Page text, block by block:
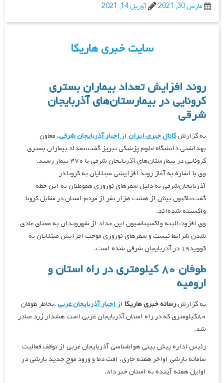
مارس 30, 2021
آوریل 14, 2021
سایت خبری هاریکا
روند افزایش تعداد بیماران بستری
کرونایی در بیمارستان‌های آذربایجان
شرقی
به گزارشکانال خبری ایران ازاخبار آذربایجان شرقی، معاون
بهداشتی دانشگاه علوم پزشکی تبریز گفت:تعداد بیماران بستری
کرونایی در بیمارستان‌های آذربایجان شرقی با ۴۷۰ بیمار رسید.
وی با اشاره به آغاز روند افزایشی مبتلایان به کرونا در
آذربایجان‌شرقی به دلیل سفر‌های نوروزی هموطنان به این خطه
گفت:تاکنون بیش از هشت هزار نفر از مردم استان در مقابل کرونا
واکسینه شده‌اند.
وی افزود:البته واکسیناسیون این عداد از شهروندان به معنای عادی
شدن شرایط نیست و سفر‌های نوروزی موجب افزایش مبتلایان به
کووید۱۹ در آذربایجان شرقی شده است.
طوفان ٨٠ كيلومترى در راه استان و
اروميه
به گزارشرسانه خبری هاریکا ازاخبار آذربایجان غربی،بخاطر طوفان
۸۰کیلومتری که در راه استان آذربایجان غربی است هشدار زرد صادر
شد.
رئیس اداره پیش بینی هواشناسی آذربایجان غربی از توقف فعالیت
سامانه بارشی اواخر هفته جاری، افت دما و ورود موج جدید بارشی در
اوایل هفته آینده به استان خبر داد.